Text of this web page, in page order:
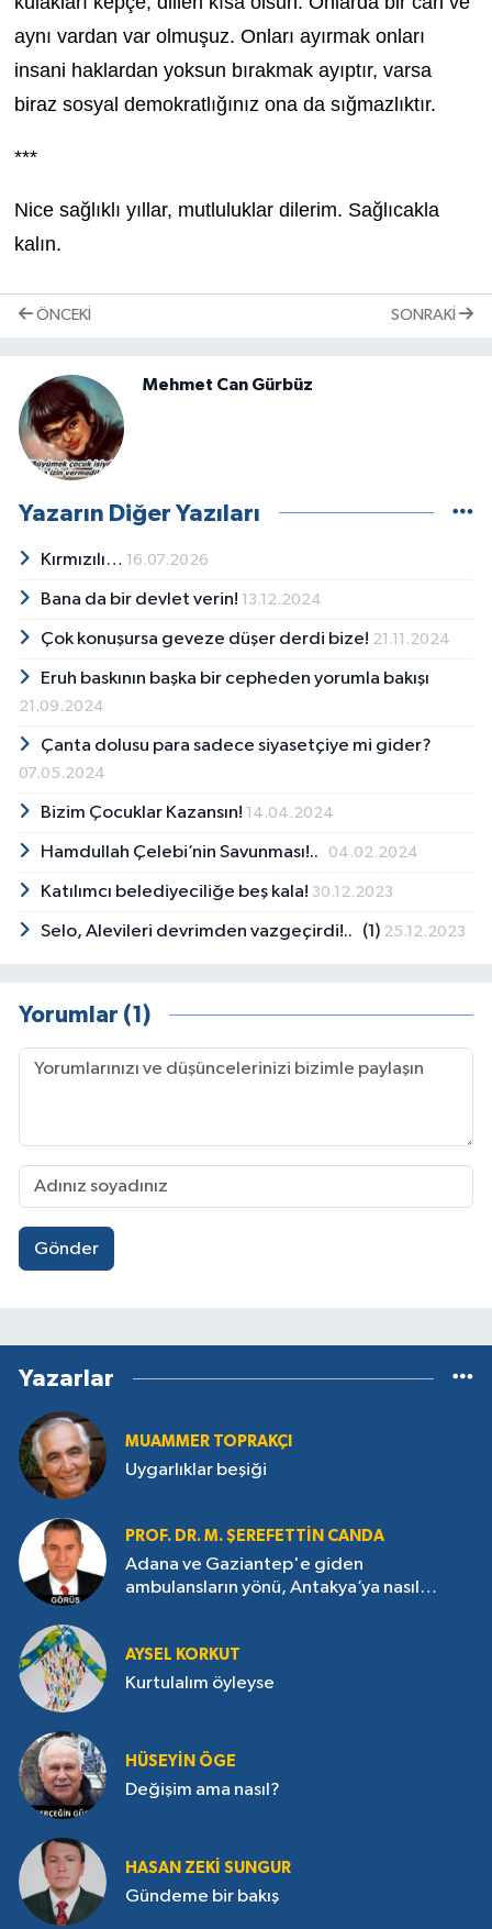
aynı vardan var olmuşuz. Onları ayırmak onları
insani haklardan yoksun bırakmak ayıptır, varsa
biraz sosyal demokratlığınız ona da sığmazlıktır.
***
Nice sağlıklı yıllar, mutluluklar dilerim. Sağlıcakla
kalın.
ÖNCEKI SONRAKI
Mehmet Can Gürbüz
Yazarın Diğer Yazıları
Kırmızılı… 16.07.2026
Bana da bir devlet verin! 13.12.2024
Çok konuşursa geveze düşer derdi bize! 21.11.2024
Eruh baskının başka bir cepheden yorumla bakışı
21.09.2024
Çanta dolusu para sadece siyasetçiye mi gider?
07.05.2024
Bizim Çocuklar Kazansın! 14.04.2024
Hamdullah Çelebi’nin Savunması!.. 04.02.2024
Katılımcı belediyeciliğe beş kala! 30.12.2023
Selo, Alevileri devrimden vazgeçirdi!.. (1) 25.12.2023
Yorumlar (1)
Gönder
Yazarlar
MUAMMER TOPRAKÇI
Uygarlıklar beşiği
PROF. DR. M. ŞEREFETTIN CANDA
Adana ve Gaziantep'e giden
ambulansların yönü, Antakya’ya nasıl
AYSEL KORKUT
Kurtulalım öyleyse
HÜSEYIN ÖGE
Değişim ama nasıl?
HASAN ZEKI SUNGUR
Gündeme bir bakış